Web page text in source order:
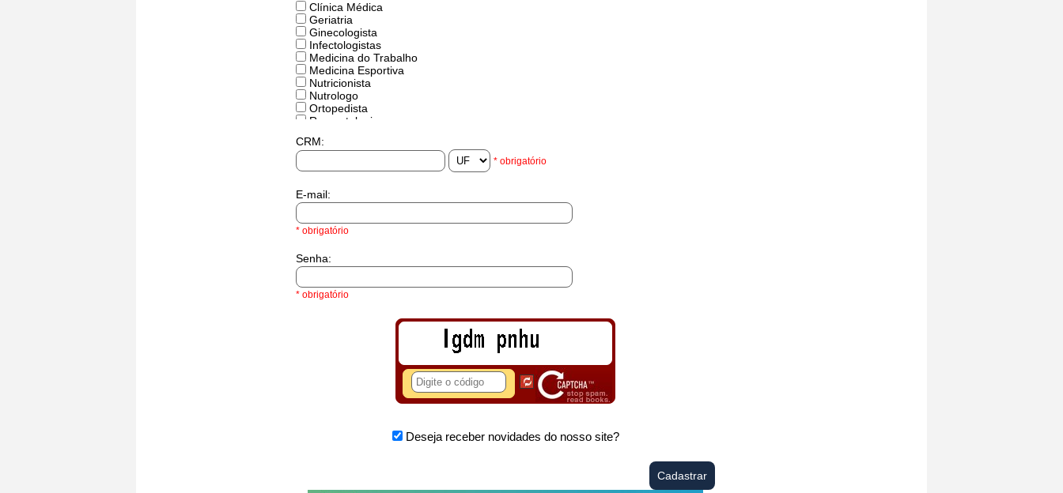
Clínica Médica
Geriatria
Ginecologista
Infectologistas
Medicina do Trabalho
Medicina Esportiva
Nutricionista
Nutrologo
Ortopedista
Reumatologia
CRM:
* obrigatório
E-mail:
* obrigatório
Senha:
* obrigatório
Deseja receber novidades do nosso site?